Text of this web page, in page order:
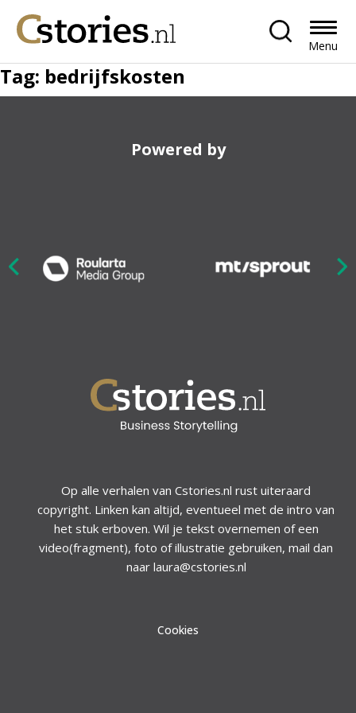
Menu
Tag: bedrijfskosten
Powered by
Op alle verhalen van Cstories.nl rust uiteraard
copyright. Linken kan altijd, eventueel met de intro van
het stuk erboven. Wil je tekst overnemen of een
video(fragment), foto of illustratie gebruiken, mail dan
naar laura@cstories.nl
Cookies